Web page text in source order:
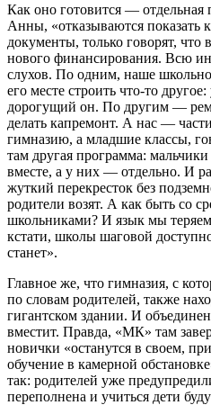
Как оно готовится — отдельная
Анны, «отказываются показать
документы, только говорят, что
нового финансирования. Всю
слухов. По одним, наше
его месте строить что-то
дорогущий он. По другим —
делать капремонт. А нас —
гимназию, а младшие классы,
там другая программа:
вместе, а у них — отдельно. И
жуткий перекресток без
родители возят. А как быть со
школьниками? И язык мы
кстати, школы шаговой
станет».
Главное же, что гимназия, с
по словам родителей, также
гигантском здании. И
вместит. Правда, «МК» там
новички «останутся в своем,
обучение в камерной
так: родителей уже
переполнена и учиться дети